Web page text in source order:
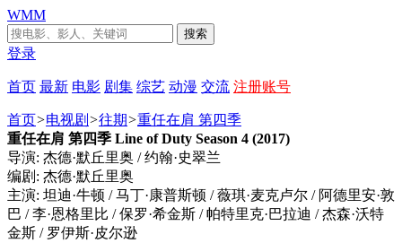
WMM
搜索
登录
首页 最新 电影 剧集 综艺 动漫 交流 注册账号
首页>电视剧 >往期>重任在肩 第四季
重任在肩 第四季 Line of Duty Season 4 (2017)
导演: 杰德·默丘里奥 / 约翰·史翠兰
编剧: 杰德·默丘里奥
主演: 坦迪·牛顿 / 马丁·康普斯顿 / 薇琪·麦克卢尔 / 阿德里安·敦
巴 / 李·恩格里比 / 保罗·希金斯 / 帕特里克·巴拉迪 / 杰森·沃特
金斯 / 罗伊斯·皮尔逊